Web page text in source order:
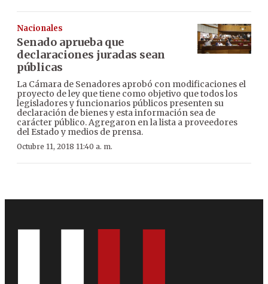
Nacionales
Senado aprueba que
declaraciones juradas sean
públicas
La Cámara de Senadores aprobó con modificaciones el
proyecto de ley que tiene como objetivo que todos los
legisladores y funcionarios públicos presenten su
declaración de bienes y esta información sea de
carácter público. Agregaron en la lista a proveedores
del Estado y medios de prensa.
Octubre 11, 2018 11:40 a. m.